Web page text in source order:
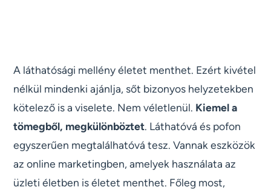
A láthatósági mellény életet menthet. Ezért kivétel
nélkül mindenki ajánlja, sőt bizonyos helyzetekben
kötelező is a viselete. Nem véletlenül. Kiemel a
tömegből, megkülönböztet. Láthatóvá és pofon
egyszerűen megtalálhatóvá tesz. Vannak eszközök
az online marketingben, amelyek használata az
üzleti életben is életet menthet. Főleg most,